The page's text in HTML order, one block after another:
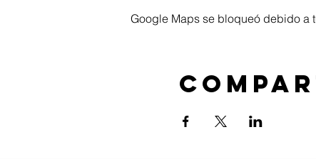
Google Maps se bloqueó debido a